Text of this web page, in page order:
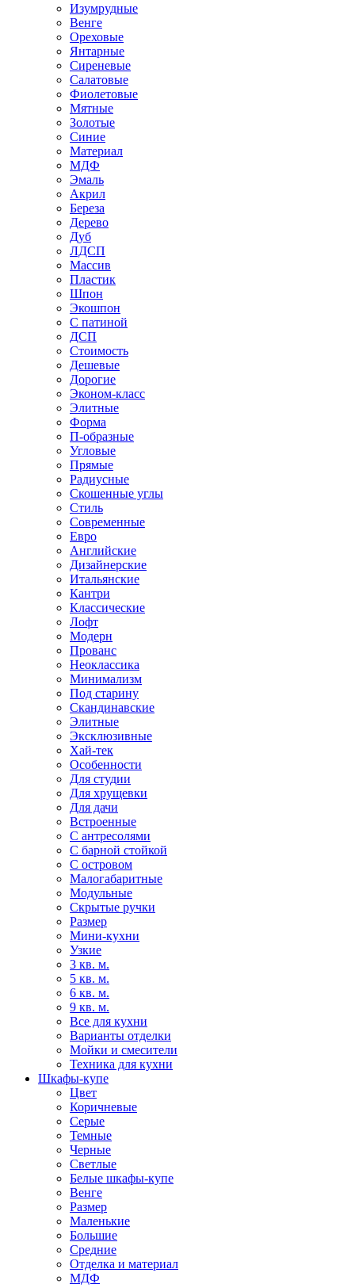
Изумрудные
Венге
Ореховые
Янтарные
Сиреневые
Салатовые
Фиолетовые
Мятные
Золотые
Синие
Материал
МДФ
Эмаль
Акрил
Береза
Дерево
Дуб
ЛДСП
Массив
Пластик
Шпон
Экошпон
С патиной
ДСП
Стоимость
Дешевые
Дорогие
Эконом-класс
Элитные
Форма
П-образные
Угловые
Прямые
Радиусные
Скошенные углы
Стиль
Современные
Евро
Английские
Дизайнерские
Итальянские
Кантри
Классические
Лофт
Модерн
Прованс
Неоклассика
Минимализм
Под старину
Скандинавские
Элитные
Эксклюзивные
Хай-тек
Особенности
Для студии
Для хрущевки
Для дачи
Встроенные
С антресолями
С барной стойкой
С островом
Малогабаритные
Модульные
Скрытые ручки
Размер
Мини-кухни
Узкие
3 кв. м.
5 кв. м.
6 кв. м.
9 кв. м.
Все для кухни
Варианты отделки
Мойки и смесители
Техника для кухни
Шкафы-купе
Цвет
Коричневые
Серые
Темные
Черные
Светлые
Белые шкафы-купе
Венге
Размер
Маленькие
Большие
Средние
Отделка и материал
МДФ